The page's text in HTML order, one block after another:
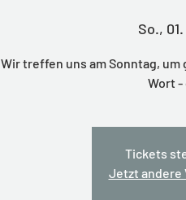
So.,
Wir treffen uns am Sonntag, um
Wort -
Tickets
Jetzt andere